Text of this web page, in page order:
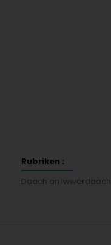
Rubriken :
Daach an Iwwerdaach